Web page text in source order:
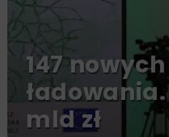
147
ładowania.
mld zł